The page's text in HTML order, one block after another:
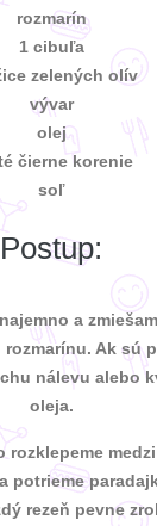
rozmarín
1 cibuľa
zelených olív
vývar
olej
čierne korenie
soľ
Postup:
a
Ak sú
nálevu alebo
oleja.
rozklepeme
potrieme
rezeň pevne